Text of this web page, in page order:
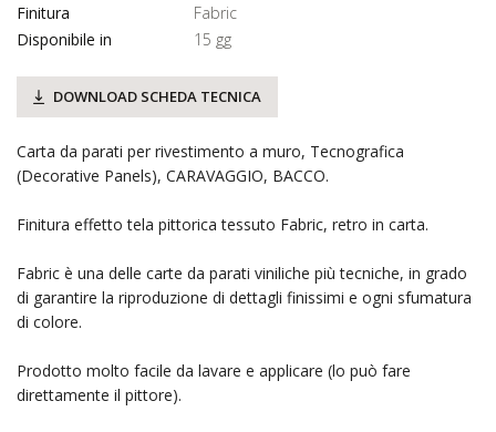
Finitura
Fabric
Disponibile in
15 gg
DOWNLOAD SCHEDA TECNICA
Carta da parati per rivestimento a muro, Tecnografica
(Decorative Panels), CARAVAGGIO, BACCO.
Finitura effetto tela pittorica tessuto Fabric, retro in carta.
Fabric è una delle carte da parati viniliche più tecniche, in grado
di garantire la riproduzione di dettagli finissimi e ogni sfumatura
di colore.
Prodotto molto facile da lavare e applicare (lo può fare
direttamente il pittore).